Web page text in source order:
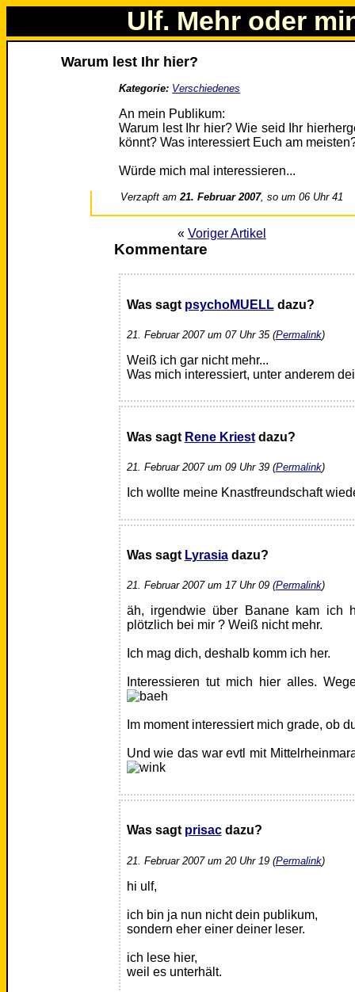
Ulf. Mehr oder
Warum lest Ihr hier?
Kategorie: Verschiedenes
An mein Publikum:
Warum lest Ihr hier? Wie seid Ihr
könnt? Was interessiert Euch am
Würde mich mal interessieren...
Verzapft am21. Februar 2007, so um 06 Uhr 41
« Voriger Artikel
Kommentare
Was sagt psychoMUELLdazu?
21. Februar 2007 um 07 Uhr 35 (Permalink)
Weiß ich gar nicht mehr...
Was mich interessiert, unter anderem
Was sagt Rene Kriestdazu?
21. Februar 2007 um 09 Uhr 39 (Permalink)
Ich wollte meine Knastfreundschaft
Was sagt Lyrasiadazu?
21. Februar 2007 um 17 Uhr 09 (Permalink)
äh, irgendwie über Banane kam ich
plötzlich bei mir ? Weiß nicht mehr.
Ich mag dich, deshalb komm ich her.
Interessieren tut mich hier alles.
Im moment interessiert mich grade, ob
Und wie das war evtl mit
Was sagt prisacdazu?
21. Februar 2007 um 20 Uhr 19 (Permalink)
hi ulf,
ich bin ja nun nicht dein publikum,
sondern eher einer deiner leser.
ich lese hier,
weil es unterhält.